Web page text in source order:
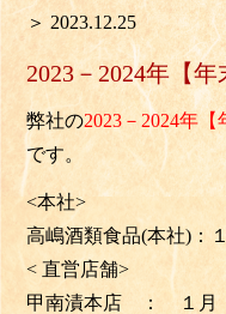
＞ 2023.12.25
2023－2024年【
弊社の2023－2024年
です。
<本社>
高嶋酒類食品(本社)：
< 直営店舗>
甲南漬本店 ： １